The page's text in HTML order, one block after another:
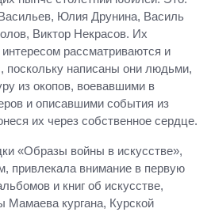
Юлия Друнина, Василь
Виктор Некрасов. Их
рассматриваются и
поскольку написаны они людьми,
из окопов, воевавшими в
и описавшими события из
их через собственное сердце.
«Образы войны в искусстве»,
привлекала внимание в первую
и книг об искусстве,
Мамаева кургана, Курской